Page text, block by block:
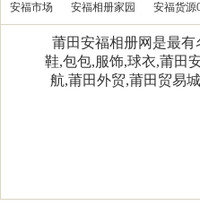
安福市场 安福相册家园 安福货源
莆田安福相册网是最有
鞋,包包,服饰,球衣,莆田
航,莆田外贸,莆田贸易